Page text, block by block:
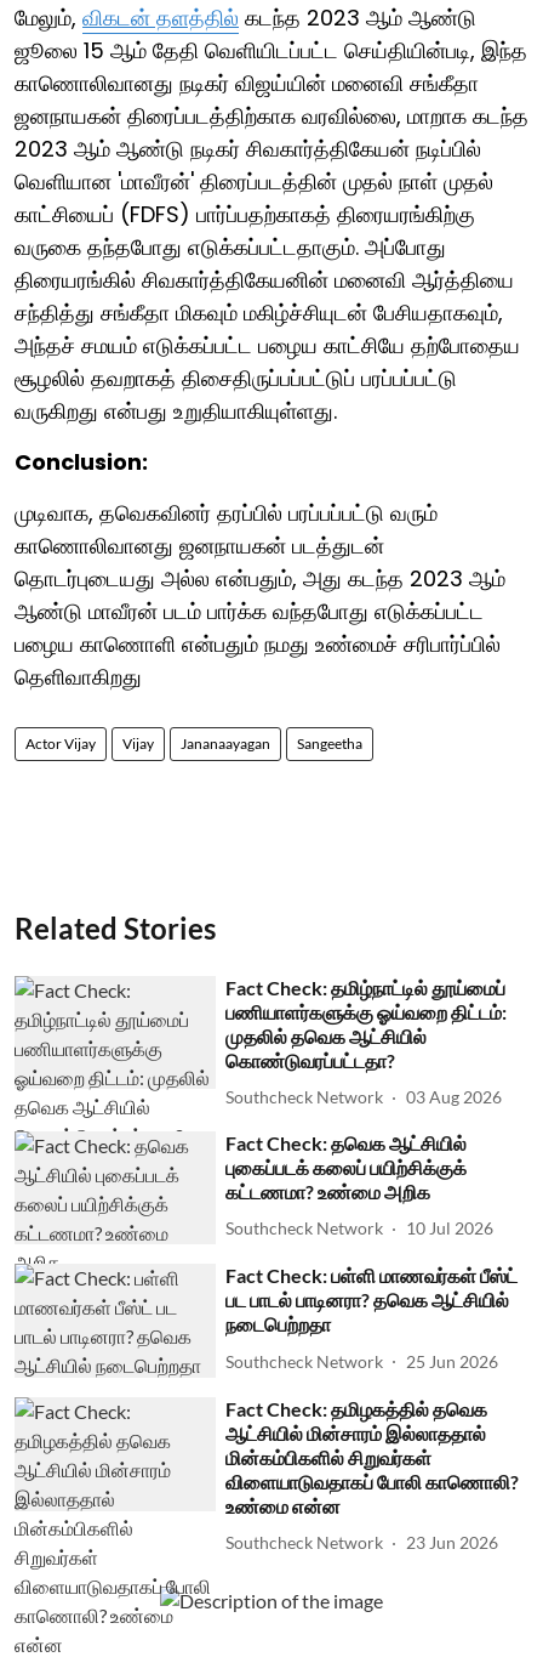
மேலும், விகடன் தளத்தில் கடந்த 2023 ஆம் ஆண்டு
ஜூலை 15 ஆம் தேதி வெளியிடப்பட்ட செய்தியின்படி, இந்த
காணொலிவானது நடிகர் விஜய்யின் மனைவி சங்கீதா
ஜனநாயகன் திரைப்படத்திற்காக வரவில்லை, மாறாக கடந்த
2023 ஆம் ஆண்டு நடிகர் சிவகார்த்திகேயன் நடிப்பில்
வெளியான 'மாவீரன்' திரைப்படத்தின் முதல் நாள் முதல்
காட்சியைப் (FDFS) பார்ப்பதற்காகத் திரையரங்கிற்கு
வருகை தந்தபோது எடுக்கப்பட்டதாகும். அப்போது
திரையரங்கில் சிவகார்த்திகேயனின் மனைவி ஆர்த்தியை
சந்தித்து சங்கீதா மிகவும் மகிழ்ச்சியுடன் பேசியதாகவும்,
அந்தச் சமயம் எடுக்கப்பட்ட பழைய காட்சியே தற்போதைய
சூழலில் தவறாகத் திசைதிருப்பப்பட்டுப் பரப்பப்பட்டு
வருகிறது என்பது உறுதியாகியுள்ளது.
Conclusion:
முடிவாக, தவெகவினர் தரப்பில் பரப்பப்பட்டு வரும்
காணொலிவானது ஜனநாயகன் படத்துடன்
தொடர்புடையது அல்ல என்பதும், அது கடந்த 2023 ஆம்
ஆண்டு மாவீரன் படம் பார்க்க வந்தபோது எடுக்கப்பட்ட
பழைய காணொளி என்பதும் நமது உண்மைச் சரிபார்ப்பில்
தெளிவாகிறது
Actor Vijay Vijay Jananaayagan Sangeetha
Related Stories
Fact Check: தமிழ்நாட்டில் தூய்மைப்
பணியாளர்களுக்கு ஓய்வறை திட்டம்:
முதலில் தவெக ஆட்சியில்
கொண்டுவரப்பட்டதா?
Southcheck Network 03 Aug 2026
Fact Check: தவெக ஆட்சியில்
புகைப்படக் கலைப் பயிற்சிக்குக்
கட்டணமா? உண்மை அறிக
Southcheck Network 10 Jul 2026
Fact Check: பள்ளி மாணவர்கள் பீஸ்ட்
பட பாடல் பாடினரா? தவெக ஆட்சியில்
நடைபெற்றதா
Southcheck Network 25 Jun 2026
Fact Check: தமிழகத்தில் தவெக
ஆட்சியில் மின்சாரம் இல்லாததால்
மின்கம்பிகளில் சிறுவர்கள்
விளையாடுவதாகப் போலி காணொலி?
உண்மை என்ன
Southcheck Network 23 Jun 2026